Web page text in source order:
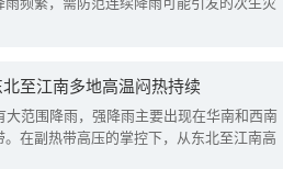
至江南多地高温闷热持续
大范围降雨，强降雨主要出现在华南和西南
在副热带高压的掌控下，从东北至江南高